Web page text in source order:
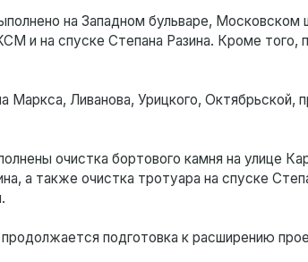
на Западном бульваре,
и на спуске Степана Разина. Кроме того,
Ливанова, Урицкого, Октябрьской,
очистка бортового камня на улице
а также очистка тротуара на спуске
подготовка к расширению